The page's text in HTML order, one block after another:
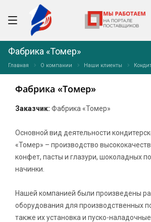
Фабрика «Томер»
Главная О компании Наши клиенты
Фабрика «Томер»
Заказчик: Фабрика «Томер»
Основной вид деятельности
«Томер» – производство
конфет, пасты и глазури, шоколадных
начинки.
Нашей компанией были произведены
оборудования для производственных
также их установка и пуско-